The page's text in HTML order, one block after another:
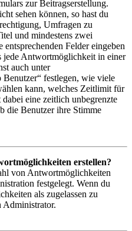
zur Beitragserstellung.
sehen können, so hast du
Umfragen zu
und mindestens zwei
Felder eingeben
jede Antwortmöglichkeit in einer
auch unter
festlegen, wie viele
kann, welches Zeitlimit für
eine zeitlich unbegrenzte
die Benutzer ihre Stimme
erstellen?
von Antwortmöglichkeiten
festgelegt. Wenn du
als zugelassen zu
Administrator.